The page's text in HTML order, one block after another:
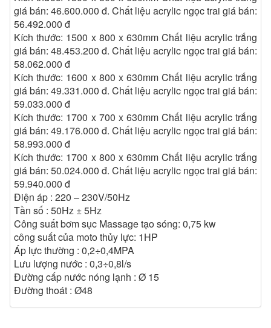
giá bán: 46.600.000 đ. Chất liệu acrylic ngọc trai giá bán:
56.492.000 đ
Kích thước: 1500 x 800 x 630mm Chất liệu acrylic trắng
giá bán: 48.453.200 đ. Chất liệu acrylic ngọc trai giá bán:
58.062.000 đ
Kích thước: 1600 x 800 x 630mm Chất liệu acrylic trắng
giá bán: 49.331.000 đ. Chất liệu acrylic ngọc trai giá bán:
59.033.000 đ
Kích thước: 1700 x 700 x 630mm Chất liệu acrylic trắng
giá bán: 49.176.000 đ. Chất liệu acrylic ngọc trai giá bán:
58.993.000 đ
Kích thước: 1700 x 800 x 630mm Chất liệu acrylic trắng
giá bán: 50.024.000 đ. Chất liệu acrylic ngọc trai giá bán:
59.940.000 đ
Điện áp : 220 – 230V/50Hz
Tần số : 50Hz ± 5Hz
Công suất bơm sục Massage tạo sóng: 0,75 kw
công suất của moto thủy lực: 1HP
Áp lực thường : 0,2÷0,4MPA
Lưu lượng nước : 0,3÷0,8l/s
Đường cấp nước nóng lạnh : Ø 15
Đường thoát : Ø48